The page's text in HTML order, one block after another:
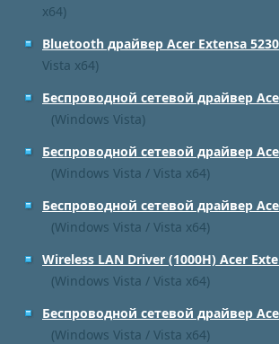
x64)
Bluetooth драйвер Acer Extensa 5230
Vista x64)
Беспроводной сетевой драйвер
(Windows Vista)
Беспроводной сетевой драйвер
(Windows Vista / Vista x64)
Беспроводной сетевой драйвер
(Windows Vista / Vista x64)
Wireless LAN Driver (1000H) Acer
(Windows Vista / Vista x64)
Беспроводной сетевой драйвер
(Windows Vista / Vista x64)